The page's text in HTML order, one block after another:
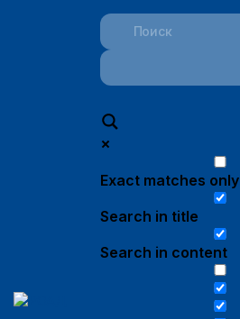
Exact matches only
Search in title
Search in content